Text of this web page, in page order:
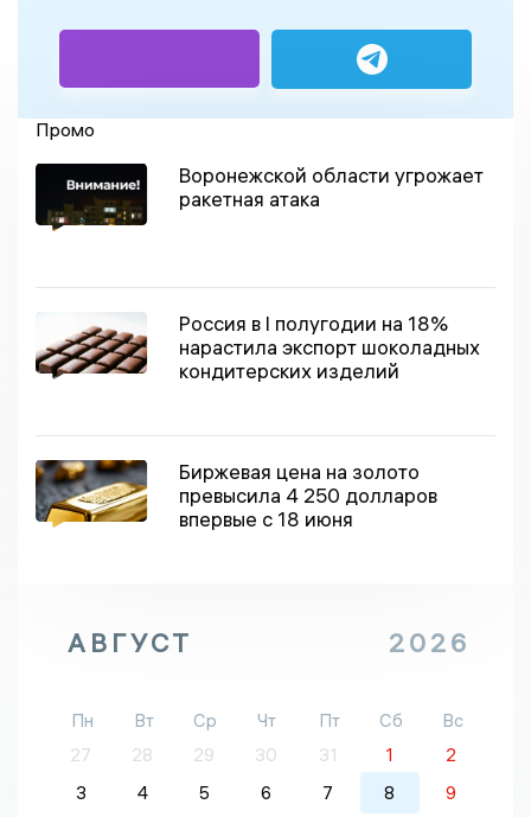
Промо
Воронежской области угрожает
ракетная атака
Россия в I полугодии на 18%
нарастила экспорт шоколадных
кондитерских изделий
Биржевая цена на золото
превысила 4 250 долларов
впервые с 18 июня
АВГУСТ 2026
Пн Вт Ср Чт Пт Сб
Вс
27
28 29 30 31 1
2
3
4 5 6 7 8
9